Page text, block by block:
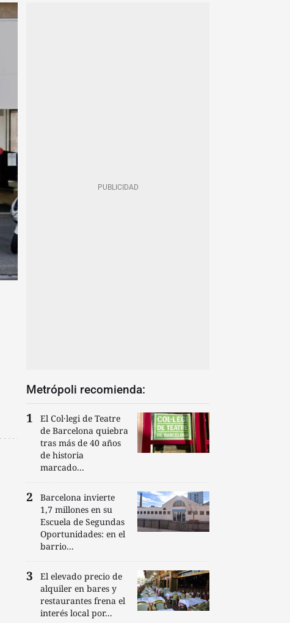
Metrópoli recomienda:
El Col·legi de Teatre
de Barcelona quiebra
tras más de 40 años
de historia
marcado...
Barcelona invierte
1,7 millones en su
Escuela de Segundas
Oportunidades: en el
barrio...
El elevado precio de
alquiler en bares y
restaurantes frena el
interés local por...